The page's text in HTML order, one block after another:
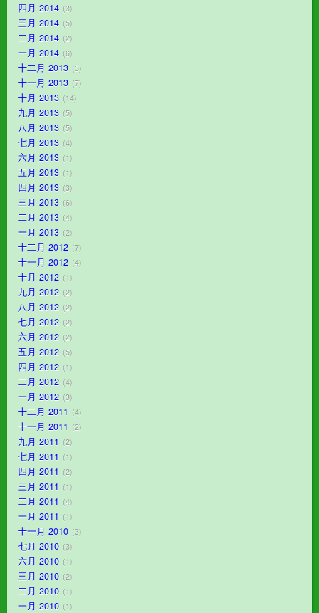
四月 2014 3
三月 2014 5
二月 2014 2
一月 2014 6
十二月 2013 3
十一月 2013 7
十月 2013 14
九月 2013 5
八月 2013 5
七月 2013 4
六月 2013 1
五月 2013 1
四月 2013 3
三月 2013 6
二月 2013 4
一月 2013 2
十二月 2012 7
十一月 2012 4
十月 2012 1
九月 2012 2
八月 2012 2
七月 2012 2
六月 2012 2
五月 2012 5
四月 2012 1
二月 2012 4
一月 2012 3
十二月 2011 4
十一月 2011 2
九月 2011 2
七月 2011 1
四月 2011 2
三月 2011 1
二月 2011 4
一月 2011 1
十一月 2010 3
七月 2010 3
六月 2010 1
三月 2010 2
二月 2010 1
一月 2010 1